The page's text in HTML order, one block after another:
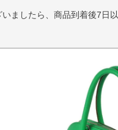
ましたら、商品到着後7日